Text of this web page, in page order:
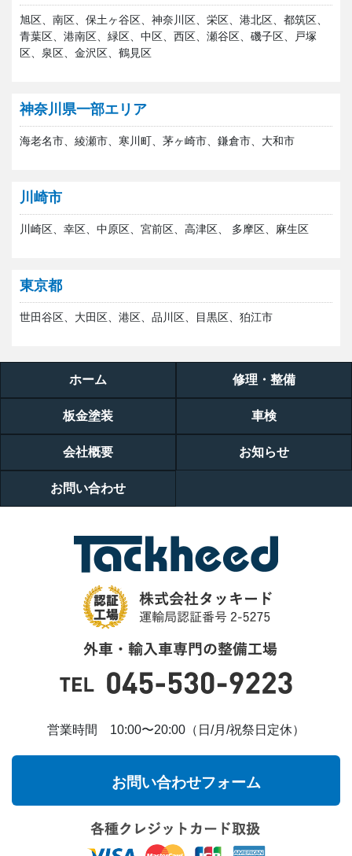
旭区、南区、保土ヶ谷区、神奈川区、栄区、港北区、都筑区、
青葉区、港南区、緑区、中区、西区、瀬谷区、磯子区、戸塚
区、泉区、金沢区、鶴見区
神奈川県一部エリア
海老名市、綾瀬市、寒川町、茅ヶ崎市、鎌倉市、大和市
川崎市
川崎区、幸区、中原区、宮前区、高津区、 多摩区、麻生区
東京都
世田谷区、大田区、港区、品川区、目黒区、狛江市
営業時間 10:00〜20:00（日/月/祝祭日定休）
お問い合わせフォーム
ホーム 修理・整備
板金塗装 車検
会社概要 お知らせ
お問い合わせ